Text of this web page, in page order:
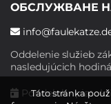
ОБСЛУЖВАНЕ
Oddelenie služieb
nasledujúcich
Pondelok - piatok:
Táto stránka